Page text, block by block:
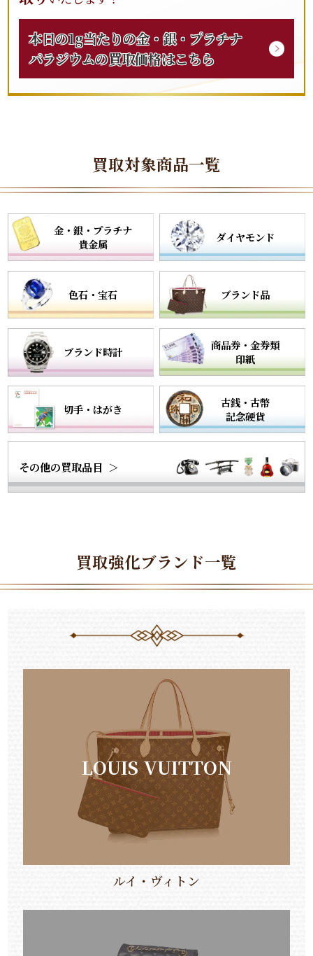
本日の1g当たりの金・銀・ プラチナ
パラジウムの買取価格はこちら
買取対象商品一覧
金・銀・プラチナ
貴金属
ダイヤモンド
色石・宝石 ブランド品
ブランド時計
商品券・金券類
印紙
切手・はがき
古銭・古幣
記念硬貨
その他の買取品目
買取強化ブランド一覧
LOUIS VUITTON
ルイ・ヴィトン